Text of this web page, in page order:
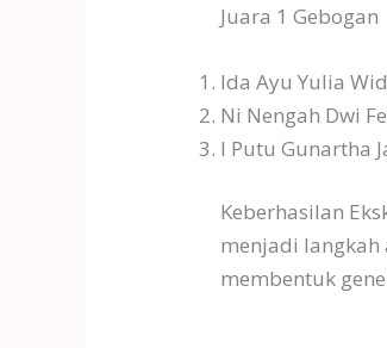
Juara 1 Gebogan
Ida Ayu Yulia
Ni Nengah Dwi
I Putu Gunartha
Keberhasilan
menjadi
membentuk